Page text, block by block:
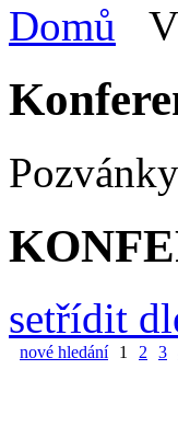
Domů
setřídit
nové hledání 1 2 3